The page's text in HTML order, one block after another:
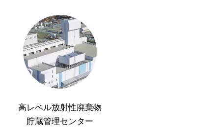
高レベル放射性廃棄物
貯蔵管理センター